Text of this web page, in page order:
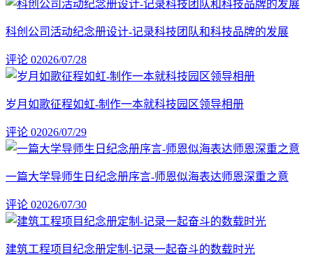
科创公司活动纪念册设计-记录科技团队和科技品牌的发展
评论 02026/07/28
岁月如歌征程如虹-制作一本就科技园区领导相册
评论 02026/07/29
一篇大学导师生日纪念册序言-师恩似海表达师恩深重之意
评论 02026/07/30
建筑工程项目纪念册定制-记录一起奋斗的数载时光